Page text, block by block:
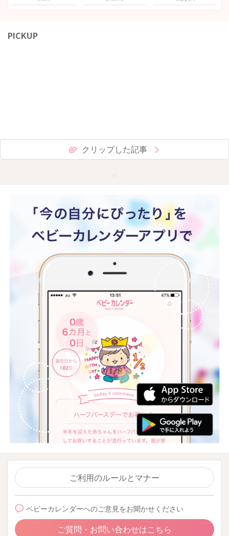
PICKUP
クリップした記事
ご利用のルールとマナー
ベビーカレンダーへのご意見をお聞かせください
ご質問・お問い合わせはこちら